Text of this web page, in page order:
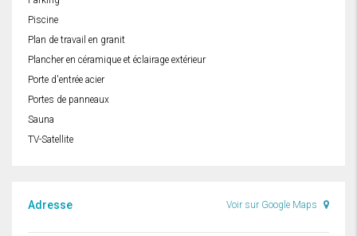
Piscine
Plan de travail en granit
Plancher en céramique et éclairage extérieur
Porte d'entrée acier
Portes de panneaux
Sauna
TV-Satellite
Adresse Voir sur Google Maps